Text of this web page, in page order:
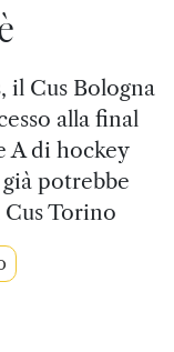
il Cus Bologna
alla final
A di hockey
potrebbe
Torino